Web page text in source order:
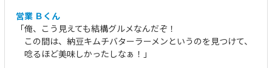
営業 Ｂくん
「俺、こう見えても結構グルメなんだぞ！
この間は、納豆キムチバターラーメンというのを見つけて、
唸るほど美味しかったしなぁ！」